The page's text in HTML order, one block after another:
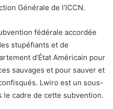
Générale de l’ICCN.
fédérale accordée
stupéfiants et de
d’État Américain pour
sauvages et pour sauver et
Lwiro est un sous-
le cadre de cette subvention.